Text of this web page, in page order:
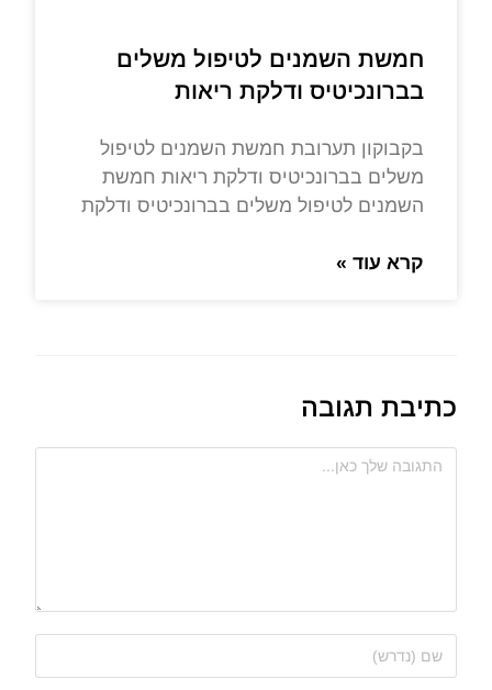
חמשת השמנים לטיפול משלים
בברונכיטיס ודלקת ריאות
בקבוקון תערובת חמשת השמנים לטיפול
משלים בברונכיטיס ודלקת ריאות חמשת
השמנים לטיפול משלים בברונכיטיס ודלקת
קרא עוד »
כתיבת תגובה